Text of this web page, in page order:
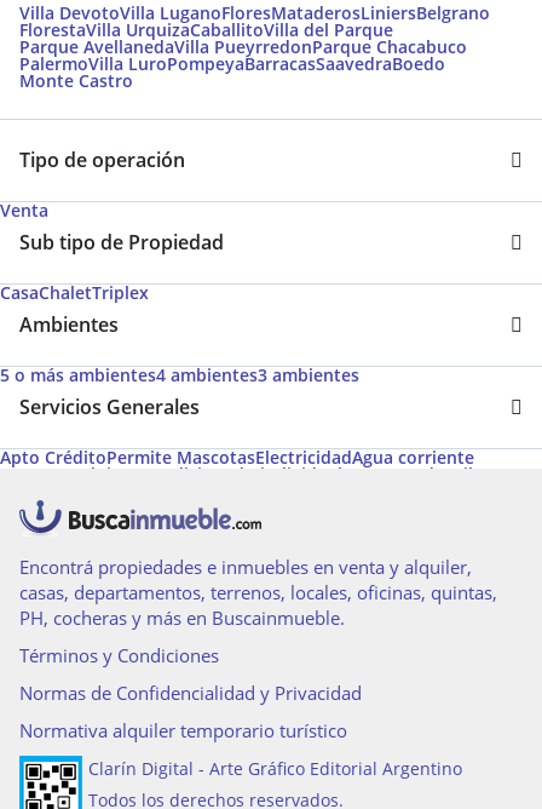
Villa DevotoVilla LuganoFloresMataderosLiniersBelgrano
FlorestaVilla UrquizaCaballitoVilla del Parque
Parque AvellanedaVilla PueyrredonParque Chacabuco
PalermoVilla LuroPompeyaBarracasSaavedraBoedo
Monte Castro
Tipo de operación
Venta
Sub tipo de Propiedad
CasaChaletTriplex
Ambientes
5 o más ambientes4 ambientes3 ambientes
Servicios Generales
Apto CréditoPermite MascotasElectricidadAgua corriente
Gas natural Aire acondicionado individual Desayunador Pileta
Calefacción HidromasajeAire caliente
Encontrá propiedades e inmuebles en venta y alquiler,
casas, departamentos, terrenos, locales, oficinas, quintas,
PH, cocheras y más en Buscainmueble.
Términos y Condiciones
Normas de Confidencialidad y Privacidad
Normativa alquiler temporario turístico
Clarín Digital - Arte Gráfico Editorial Argentino
Todos los derechos reservados.